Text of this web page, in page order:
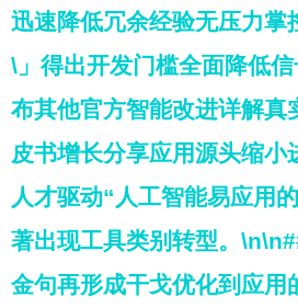
迅速降低冗余经验无压力掌
\」得出开发门槛全面降低
布其他官方智能改进详解真
皮书增长分享应用源头缩小
人才驱动“人工智能易应用
著出现工具类别转型。
金句再形成干戈优化到应用